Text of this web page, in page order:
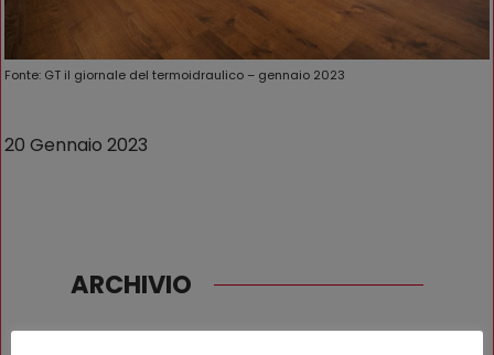
Fonte: GT il giornale del termoidraulico – gennaio 2023
20 Gennaio 2023
ARCHIVIO
Luglio 2026